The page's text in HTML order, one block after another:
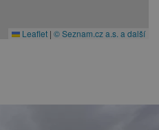
Leaflet | © Seznam.cz a.s. a další